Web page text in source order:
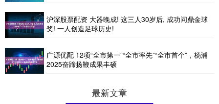
沪深股票配资 大器晚成! 这三人30岁后, 成功问鼎金球
奖! 一人创造足球历史!
广源优配 12项“全市第一”“全市率先”“全市首个”，杨浦
2025奋蹄扬鞭成果丰硕
最新文章